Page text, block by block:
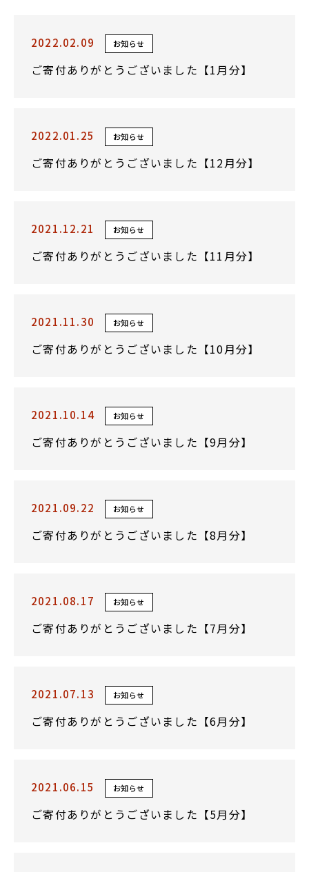
2022.02.09 お知らせ
ご寄付ありがとうございました【1月分】
2022.01.25 お知らせ
ご寄付ありがとうございました【12月分】
2021.12.21 お知らせ
ご寄付ありがとうございました【11月分】
2021.11.30 お知らせ
ご寄付ありがとうございました【10月分】
2021.10.14 お知らせ
ご寄付ありがとうございました【9月分】
2021.09.22 お知らせ
ご寄付ありがとうございました【8月分】
2021.08.17 お知らせ
ご寄付ありがとうございました【7月分】
2021.07.13 お知らせ
ご寄付ありがとうございました【6月分】
2021.06.15 お知らせ
ご寄付ありがとうございました【5月分】